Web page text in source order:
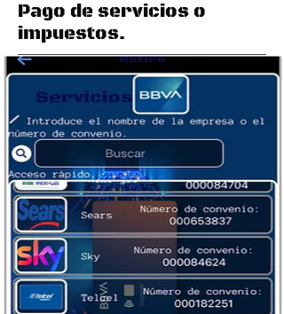
Pago de servicios o
impuestos.